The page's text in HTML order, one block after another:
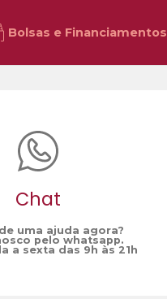
Bolsas e Financiamentos
Chat
uma ajuda agora?
pelo whatsapp.
a sexta das 9h às 21h